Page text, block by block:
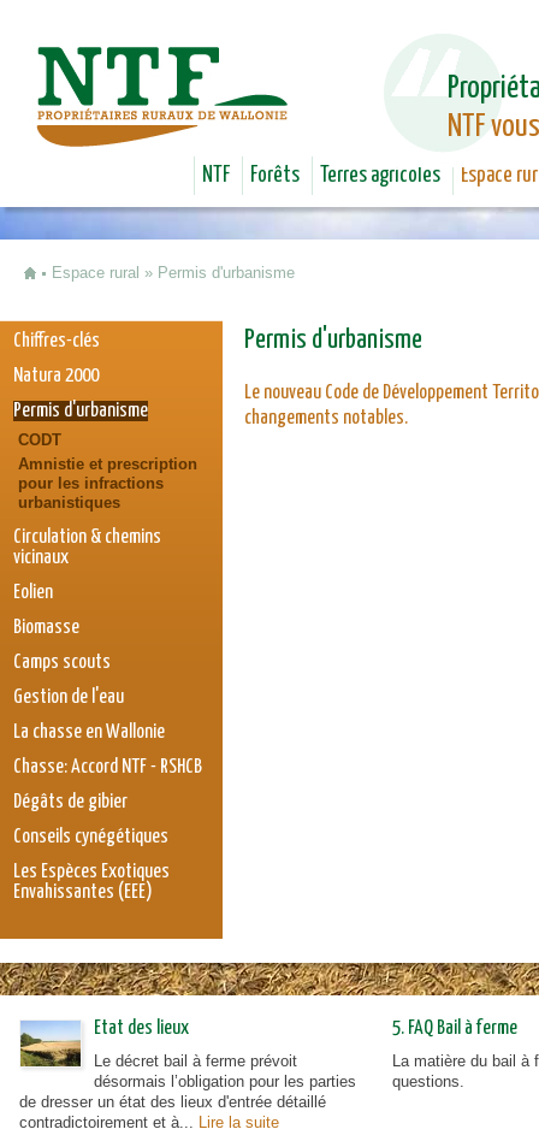
NTF
NTF Forêts Terres agricoles Espace
Espace rural » Permis d'urbanisme
Permis d'urbanisme
Le nouveau Code de Développement
changements notables.
Chiffres-clés
Natura 2000
Permis d'urbanisme
CODT
Amnistie et prescription
pour les infractions
urbanistiques
Circulation & chemins
vicinaux
Eolien
Biomasse
Camps scouts
Gestion de l'eau
La chasse en Wallonie
Chasse: Accord NTF - RSHCB
Dégâts de gibier
Conseils cynégétiques
Les Espèces Exotiques
Envahissantes (EEE)
Etat des lieux
Le décret bail à ferme prévoit
désormais l’obligation pour les parties
de dresser un état des lieux d'entrée détaillé
contradictoirement et à... Lire la suite
5. FAQ Bail à ferme
La matière du bail à
questions.